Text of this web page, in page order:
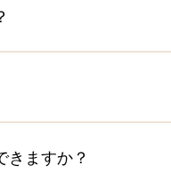
店 (210m) ・京都清水
確認ください。 駐車
きますか？